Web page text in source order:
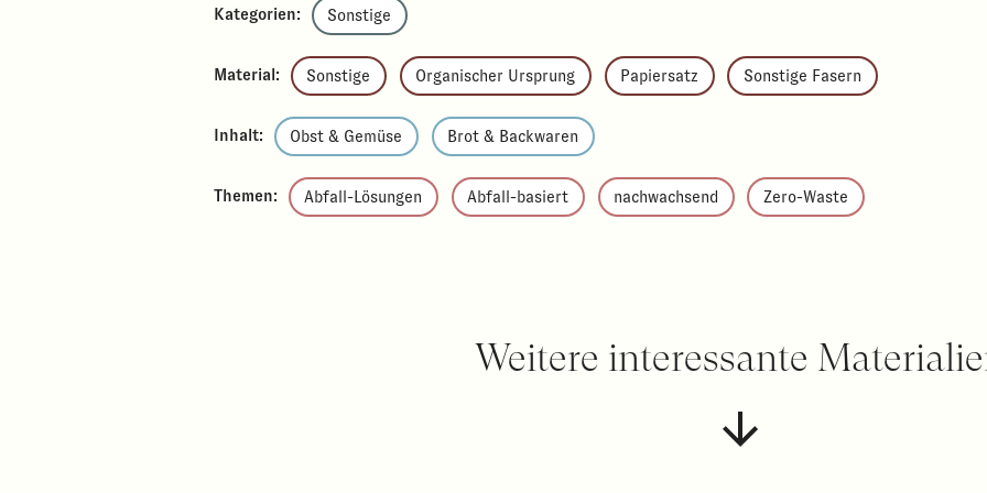
Kategorien: Sonstige
Material: Sonstige Organischer Ursprung Papiersatz Sonstige Fasern
Inhalt: Obst & Gemüse Brot & Backwaren
Themen: Abfall-Lösungen Abfall-basiert nachwachsend Zero-Waste
Weitere interessante